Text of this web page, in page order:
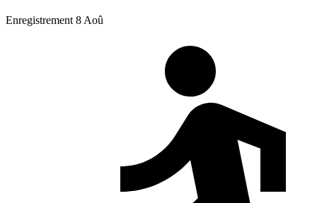
Enregistrement 8 Aoû